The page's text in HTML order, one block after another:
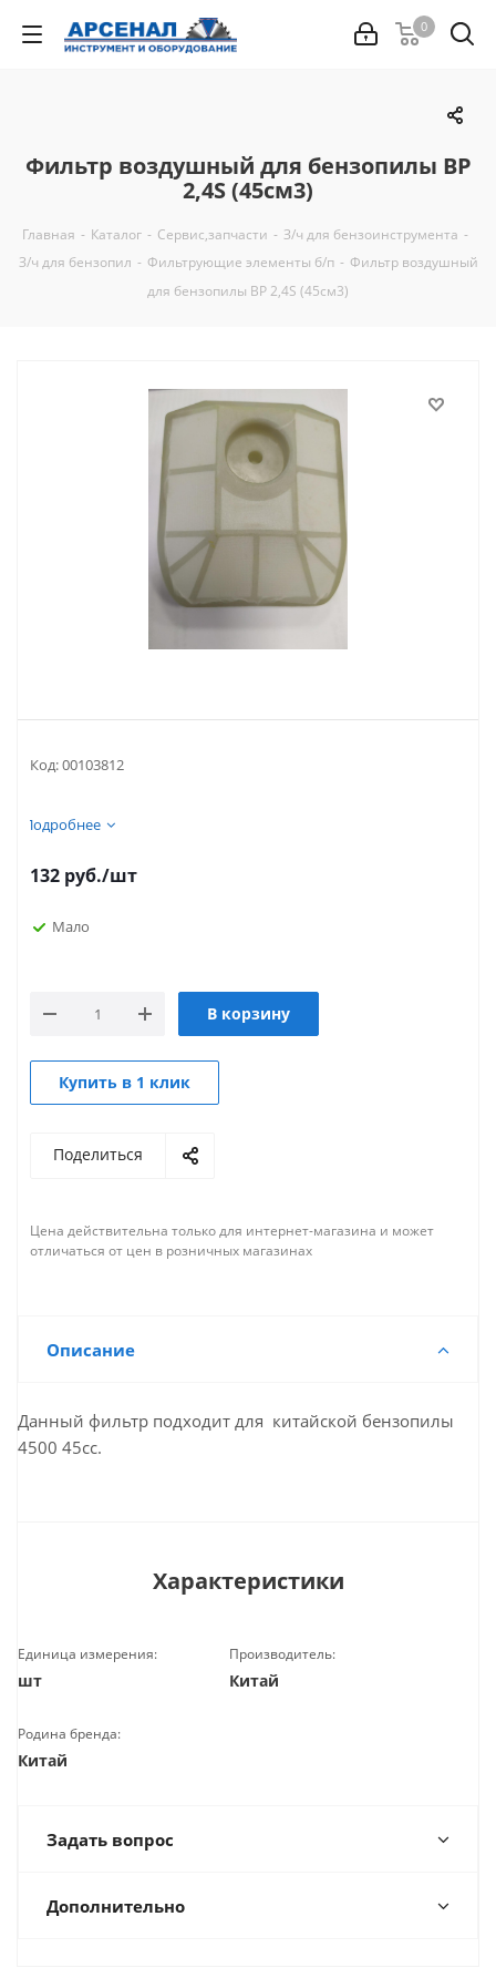
0
Фильтр воздушный для бензопилы BP
2,4S (45см3)
Главная - Каталог - Сервис,запчасти - З/ч для бензоинструмента -
З/ч для бензопил - Фильтрующие элементы б/п - Фильтр воздушный
для бензопилы BP 2,4S (45см3)
Код:00103812
Подробнее
132 руб./шт
Мало
В корзину
Купить в 1 клик
Поделиться
Цена действительна только для интернет-магазина и может
отличаться от цен в розничных магазинах
Описание
Данный фильтр подходит для китайской бензопилы
4500 45cc.
Характеристики
Единица измерения:
шт
Производитель:
Китай
Родина бренда:
Китай
Задать вопрос
Дополнительно